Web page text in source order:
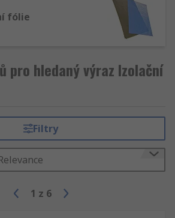
fólie
pro hledaný výraz Izolační
Filtry
1 z 6